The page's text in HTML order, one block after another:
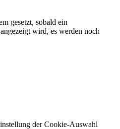
gesetzt, sobald ein
wird, es werden noch
der Cookie-Auswahl